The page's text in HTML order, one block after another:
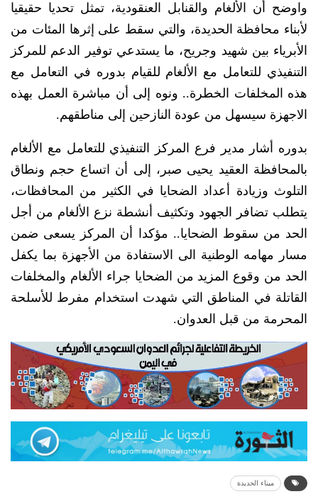
واوضح أن الألغام والقنابل العنقودية، تمثل تحديا حقيقيا
لأبناء محافظة الحديدة، والتي سقط على إثرها المئات من
الأبرياء بين شهيد وجريح، ما يستدعي توفير الدعم للمركز
التنفيذي للتعامل مع الألغام للقيام بدوره في التعامل مع
هذه المخلفات الخطرة.. ونوه إلى أن مباشرة العمل بهذه
الاجهزة سيسهل من عودة النازحين إلى مناطقهم.
بدوره أشار مدير فرع المركز التنفيذي للتعامل مع الألغام
بالمحافظة العقيد يحيى صبر، إلى أن اتساع حجم ونطاق
التلوث وزيادة أعداد الضحايا في الكثير من المحافظات،
يتطلب تضافر الجهود وتكثيف أنشطة نزع الألغام من أجل
الحد من سقوط الضحايا.. مؤكدا أن المركز يسعى ضمن
مسار مهامه الوطنية الى الاستفادة من الأجهزة بما يكفل
الحد من وقوع المزيد من الضحايا جراء الألغام والمخلفات
القاتلة في المناطق التي شهدت استخدام مفرط للأسلحة
المحرمة من قبل العدوان.
ميناء الحديدة